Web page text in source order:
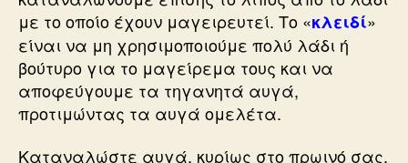
με το οποίο έχουν μαγειρευτεί. Το «κλειδί»
είναι να μη χρησιμοποιούμε πολύ λάδι ή
βούτυρο για το μαγείρεμα τους και να
αποφεύγουμε τα τηγανητά αυγά,
προτιμώντας τα αυγά ομελέτα.
Καταναλώστε αυγά, κυρίως στο πρωινό σας,